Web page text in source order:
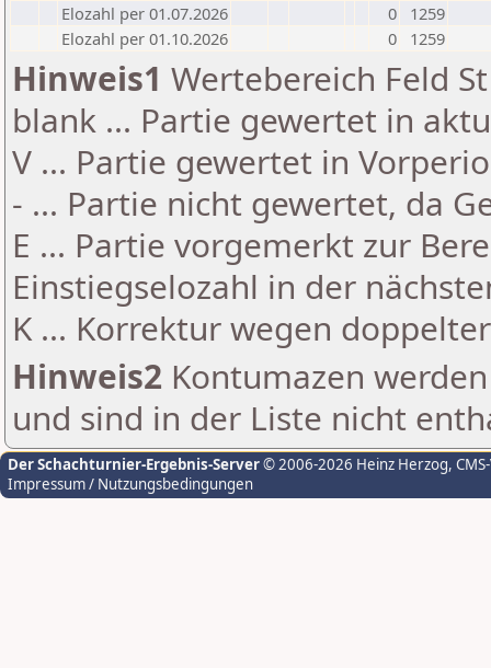
Elozahl per 01.07.2026
0
1259
Elozahl per 01.10.2026
0 1259
Hinweis1 Wertebereich Feld
blank ... Partie gewertet in
V ... Partie gewertet in
- ... Partie nicht gewertet, da
E ... Partie vorgemerkt zur
Einstiegselozahl in der
K ... Korrektur wegen
Hinweis2 Kontumazen
und sind in der Liste nicht
Der Schachturnier-Ergebnis-Server© 2006-2026 Heinz Herzog,
Impressum / Nutzungsbedingungen